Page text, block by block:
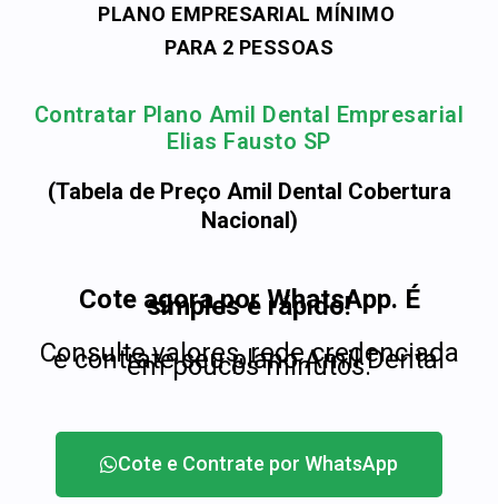
PLANO EMPRESARIAL MÍNIMO
PARA 2 PESSOAS
Contratar Plano Amil Dental Empresarial
Elias Fausto SP
(Tabela de Preço Amil Dental Cobertura
Nacional)
Cote agora por WhatsApp. É
simples e rápido!
Consulte valores, rede credenciada
e contrate seu plano Amil Dental
em poucos minutos.
Cote e Contrate por WhatsApp